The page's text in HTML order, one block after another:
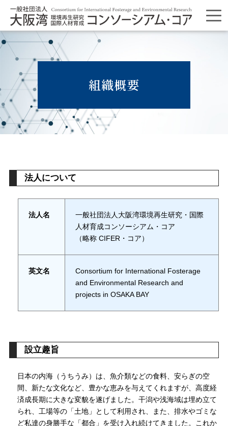
組織概要
法人について
法人名
一般社団法人大阪湾環境再生研究・国際
人材育成コンソーシアム・コア
（略称 CIFER・コア）
英文名
Consortium for International Fosterage
and Environmental Research and
projects in OSAKA BAY
設立趣旨
日本の内海（うちうみ）は、魚介類などの食料、安らぎの空
間、新たな文化など、豊かな恵みを与えてくれますが、高度経
済成長期に大きな変貌を遂げました。干潟や浅海域は埋め立て
られ、工場等の「土地」として利用され、また、排水やゴミな
ど私達の身勝手な「都合」を受け入れ続けてきました。これか